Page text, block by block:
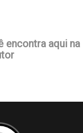
encontra aqui na